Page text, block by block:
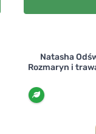
Natasha
Rozmaryn i